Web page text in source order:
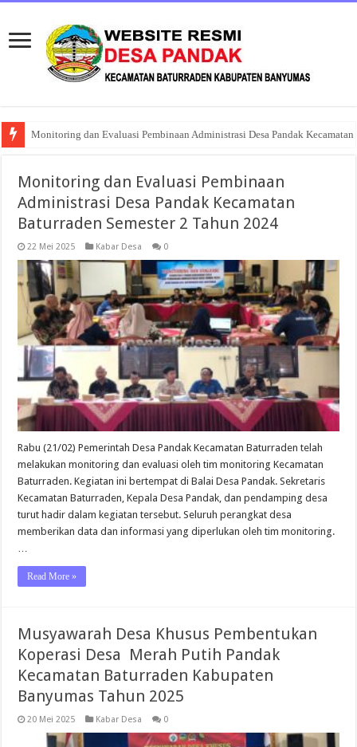
Musyawarah Desa Khusus Pembentukan Koperasi Desa Merah Putih
Monitoring dan Evaluasi Pembinaan
Administrasi Desa Pandak Kecamatan
Baturraden Semester 2 Tahun 2024
22 Mei 2025 Kabar Desa 0
Rabu (21/02) Pemerintah Desa Pandak Kecamatan Baturraden telah
melakukan monitoring dan evaluasi oleh tim monitoring Kecamatan
Baturraden. Kegiatan ini bertempat di Balai Desa Pandak. Sekretaris
Kecamatan Baturraden, Kepala Desa Pandak, dan pendamping desa
turut hadir dalam kegiatan tersebut. Seluruh perangkat desa
memberikan data dan informasi yang diperlukan oleh tim monitoring.
Read More »
Musyawarah Desa Khusus Pembentukan
Koperasi Desa Merah Putih Pandak
Kecamatan Baturraden Kabupaten
Banyumas Tahun 2025
20 Mei 2025 Kabar Desa 0